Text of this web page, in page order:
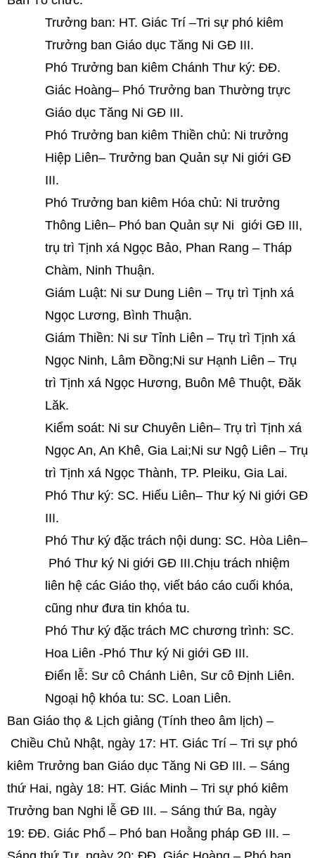
Trưởng ban: HT. Giác Trí –Tri sự phó kiêm
Trưởng ban Giáo dục Tăng Ni GĐ III.
Phó Trưởng ban kiêm Chánh Thư ký: ĐĐ.
Giác Hoàng– Phó Trưởng ban Thường trực
Giáo dục Tăng Ni GĐ III.
Phó Trưởng ban kiêm Thiền chủ: Ni trưởng
Hiệp Liên– Trưởng ban Quản sự Ni giới GĐ
III.
Phó Trưởng ban kiêm Hóa chủ: Ni trưởng
Thông Liên– Phó ban Quản sự Ni giới GĐ III,
trụ trì Tịnh xá Ngọc Bảo, Phan Rang – Tháp
Chàm, Ninh Thuận.
Giám Luật: Ni sư Dung Liên – Trụ trì Tịnh xá
Ngọc Lương, Bình Thuận.
Giám Thiền: Ni sư Tỉnh Liên – Trụ trì Tịnh xá
Ngọc Ninh, Lâm Đồng;Ni sư Hạnh Liên – Trụ
trì Tịnh xá Ngọc Hương, Buôn Mê Thuột, Đăk
Lăk.
Kiểm soát: Ni sư Chuyên Liên– Trụ trì Tịnh xá
Ngọc An, An Khê, Gia Lai;Ni sư Ngộ Liên – Trụ
trì Tịnh xá Ngọc Thành, TP. Pleiku, Gia Lai.
Phó Thư ký: SC. Hiếu Liên– Thư ký Ni giới GĐ
III.
Phó Thư ký đặc trách nội dung: SC. Hòa Liên–
Phó Thư ký Ni giới GĐ III.Chịu trách nhiệm
liên hệ các Giáo thọ, viết báo cáo cuối khóa,
cũng như đưa tin khóa tu.
Phó Thư ký đặc trách MC chương trình: SC.
Hoa Liên -Phó Thư ký Ni giới GĐ III.
Điển lễ: Sư cô Chánh Liên, Sư cô Định Liên.
Ngoại hộ khóa tu: SC. Loan Liên.
Ban Giáo thọ & Lịch giảng (Tính theo âm lịch) –
Chiều Chủ Nhật, ngày 17: HT. Giác Trí – Tri sự phó
kiêm Trưởng ban Giáo dục Tăng Ni GĐ III. – Sáng
thứ Hai, ngày 18: HT. Giác Minh – Tri sự phó kiêm
Trưởng ban Nghi lễ GĐ III. – Sáng thứ Ba, ngày
19: ĐĐ. Giác Phổ – Phó ban Hoằng pháp GĐ III. –